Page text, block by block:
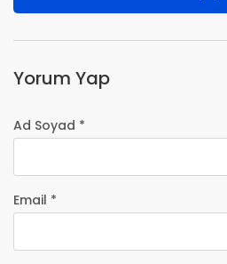
Yorum Yap
Ad Soyad *
Email *